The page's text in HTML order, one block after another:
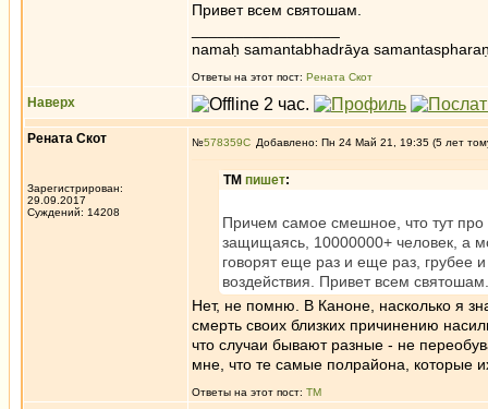
Привет всем святошам.
namaḥ samantabhadrāya
Ответы на этот пост: Рената Скот
Наверх
Рената Скот
Зарегистрирован:
29.09.2017
Суждений: 14208
№578359 Добавлено: Пн 24 Май 21, 19:35 (5 лет
ТМ пишет:
Причем самое смешное, что тут
защищаясь, 10000000+ человек, а
говорят еще раз и еще раз, грубее
воздействия. Привет всем святошам.
Нет, не помню. В Каноне, насколько я
смерть своих близких причинению
что случаи бывают разные - не
мне, что те самые полрайона, которые
Ответы на этот пост: ТМ